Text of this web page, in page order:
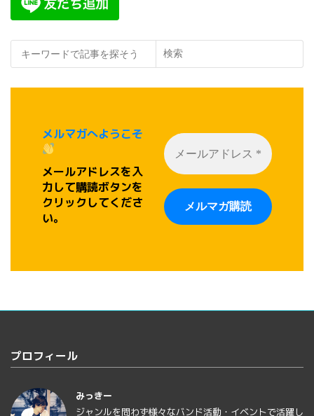
検索
メルマガへようこそ
メールアドレスを入
力して購読ボタンを
クリックしてくださ
い。
プロフィール
みっきー
ジャンルを問わず様々なバンド活動・イベントで活躍し